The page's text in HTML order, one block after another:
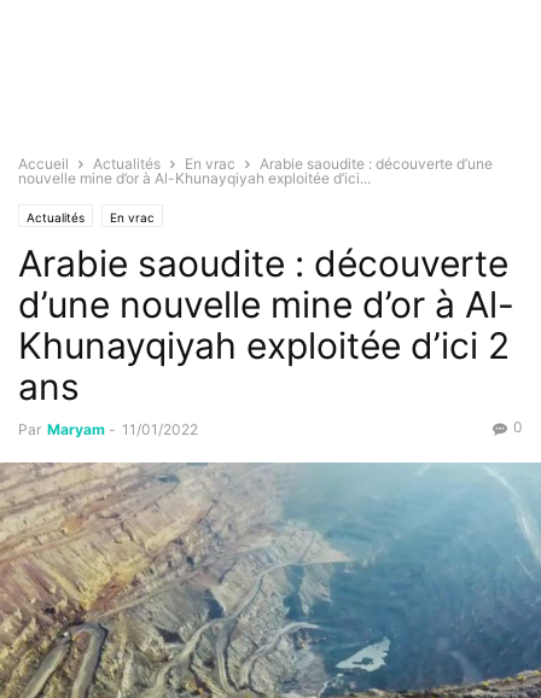
Accueil Actualités En vrac
Arabie saoudite : découverte d’une
nouvelle mine d’or à Al-Khunayqiyah exploitée d’ici...
Actualités En vrac
Arabie saoudite : découverte
d’une nouvelle mine d’or à Al-
Khunayqiyah exploitée d’ici 2
ans
Par Maryam - 11/01/2022 0